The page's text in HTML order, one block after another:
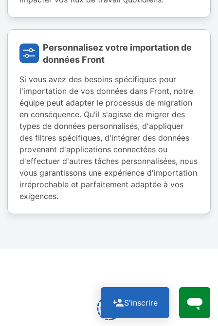
Personnalisez votre importation de
données Front
Si vous avez des besoins spécifiques pour
l'importation de vos données dans Front, notre
équipe peut adapter le processus de migration
en conséquence. Qu'il s'agisse de migrer des
types de données personnalisés, d'appliquer
des filtres spécifiques, d'intégrer des données
provenant d'applications connectées ou
d'effectuer d'autres tâches personnalisées, nous
vous garantissons une expérience d'importation
irréprochable et parfaitement adaptée à vos
exigences.
S'inscrire